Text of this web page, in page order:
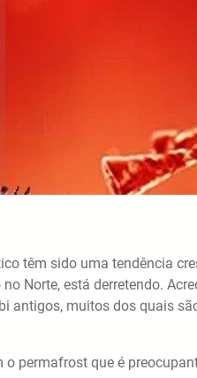
têm sido uma tendência
Norte, está derretendo.
antigos, muitos dos quais
permafrost que é